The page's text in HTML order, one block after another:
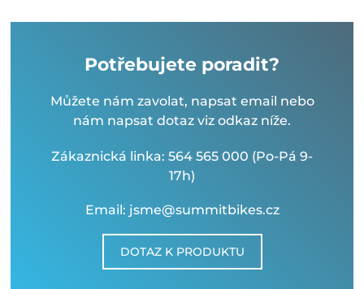
Potřebujete poradit?
Můžete nám zavolat, napsat email nebo
nám napsat dotaz viz odkaz níže.
Zákaznická linka: 564 565 000 (Po-Pá 9-
17h)
Email: jsme@summitbikes.cz
DOTAZ K PRODUKTU